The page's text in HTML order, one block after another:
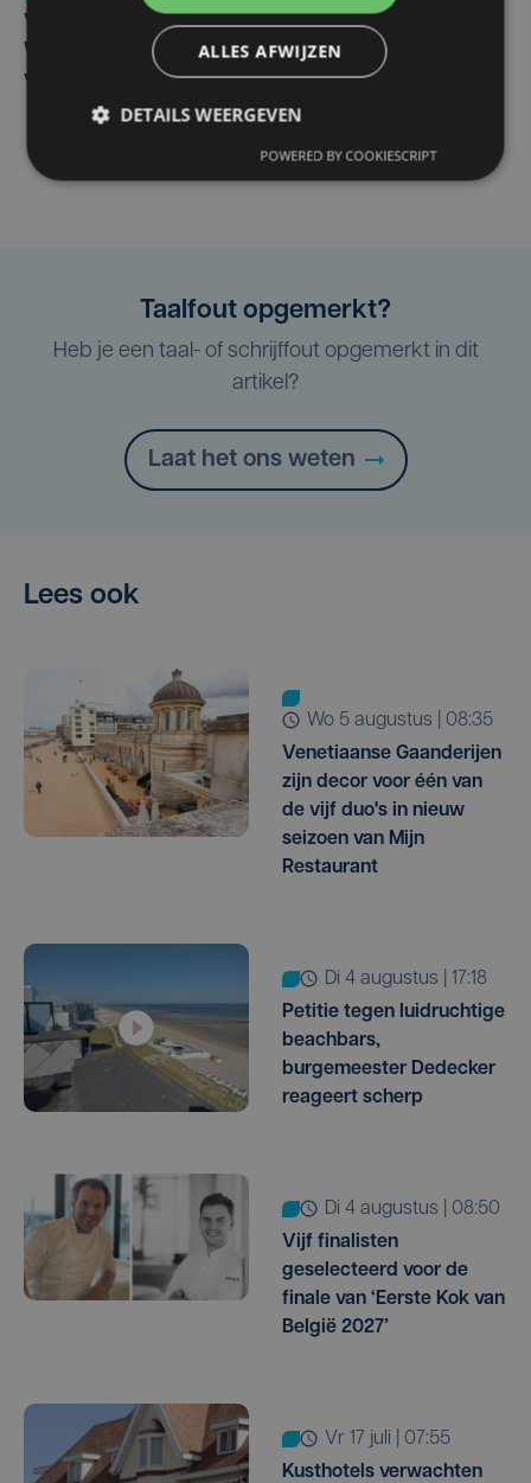
Vier Oostendse gynaecologen versterken dienst in AZ
West, dat ook een nieuwe voltijdse gynaecoloog
verwelkomt
Taalfout opgemerkt?
Heb je een taal- of schrijffout opgemerkt in dit
artikel?
Laat het ons weten
Lees ook
wo 5 augustus | 08:35
Venetiaanse Gaanderijen
zijn decor voor één van
de vijf duo's in nieuw
seizoen van Mijn
Restaurant
di 4 augustus | 17:18
Petitie tegen luidruchtige
beachbars,
burgemeester Dedecker
reageert scherp
di 4 augustus | 08:50
Vijf finalisten
geselecteerd voor de
finale van ‘Eerste Kok van
België 2027’
vr 17 juli | 07:55
Kusthotels verwachten
ALLES AFWIJZEN
DETAILS WEERGEVEN
POWERED BY COOKIESCRIPT